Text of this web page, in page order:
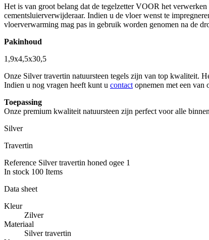
Het is van groot belang dat de tegelzetter VOOR het
cementsluierverwijderaar. Indien u de vloer wenst te
vloerverwarming mag pas in gebruik worden genomen na de
Pakinhoud
1,9x4,5x30,5
Onze Silver travertin natuursteen tegels zijn van top kwaliteit.
Indien u nog vragen heeft kunt u contactopnemen met een van
Toepassing
Onze premium kwaliteit natuursteen zijn perfect voor alle
Silver
Travertin
Reference Silver travertin honed ogee 1
In stock 100 Items
Data sheet
Kleur
Zilver
Materiaal
Silver travertin